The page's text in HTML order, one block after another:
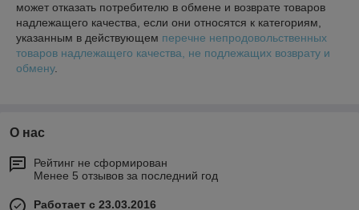
может отказать потребителю в обмене и возврате товаров
надлежащего качества, если они относятся к категориям,
указанным в действующем перечне непродовольственных
товаров надлежащего качества, не подлежащих возврату и
обмену.
О нас
Рейтинг не сформирован
Менее 5 отзывов за последний год
Работает с 23.03.2016